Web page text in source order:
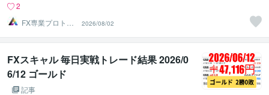
2
FX専業プロトレ
ーダーのAチーム
2026/08/02
FXスキャル 毎日実戦トレード結果 2026/0
6/12 ゴールド
記事